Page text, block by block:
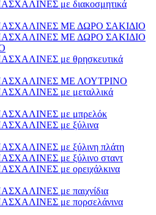
με διακοσμητικά
ΜΕ ΔΩΡΟ ΣΑΚΙΔΙΟ
ΜΕ ΔΩΡΟ ΣΑΚΙΔΙΟ
με θρησκευτικά
ΜΕ ΛΟΥΤΡΙΝΟ
με μεταλλικά
με μπρελόκ
με ξύλινα
με ξύλινη πλάτη
με ξύλινο σταντ
με ορειχάλκινα
με παιχνίδια
με πορσελάνινα